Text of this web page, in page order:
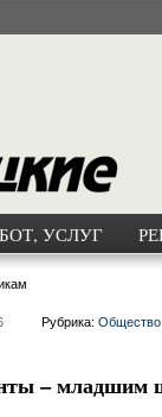
УСЛУГ
Рубрика: Общество
– младшим